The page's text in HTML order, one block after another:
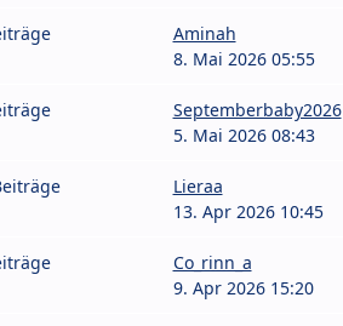
Aminah
8. Mai 2026 05:55
Septemberbaby2026
5. Mai 2026 08:43
Lieraa
13. Apr 2026 10:45
Co_rinn_a
9. Apr 2026 15:20